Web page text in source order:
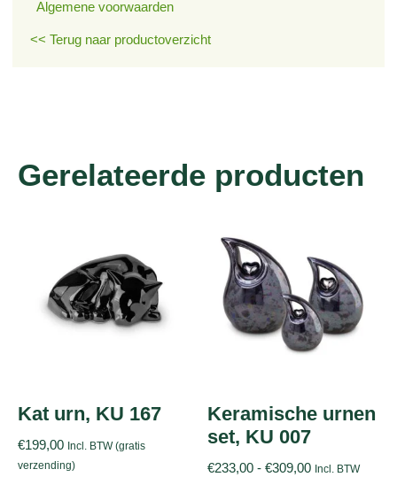
Algemene voorwaarden
<< Terug naar productoverzicht
Gerelateerde producten
Kat urn, KU 167
€199,00 Incl. BTW (gratis
verzending)
Keramische urnen
set, KU 007
€233,00 - €309,00 Incl. BTW